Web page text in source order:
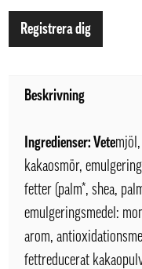
Registrera dig
Beskrivning
Ingredienser: Vete
kakaosmör,
fetter (palm*, shea,
emulgeringsmedel:
arom,
fettreducerat